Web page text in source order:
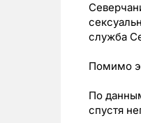
служба
Помимо
По
спустя